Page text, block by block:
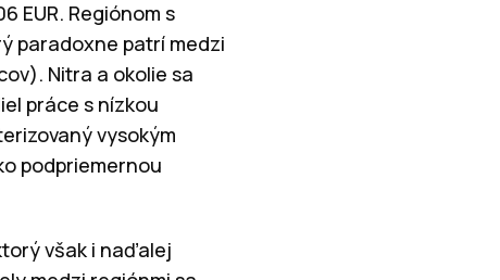
EUR. Regiónom s
paradoxne patrí medzi
Nitra a okolie sa
práce s nízkou
vysokým
podpriemernou
však i naďalej